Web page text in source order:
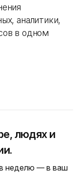
аналитики,
в одном
людях и
в неделю — в ваш